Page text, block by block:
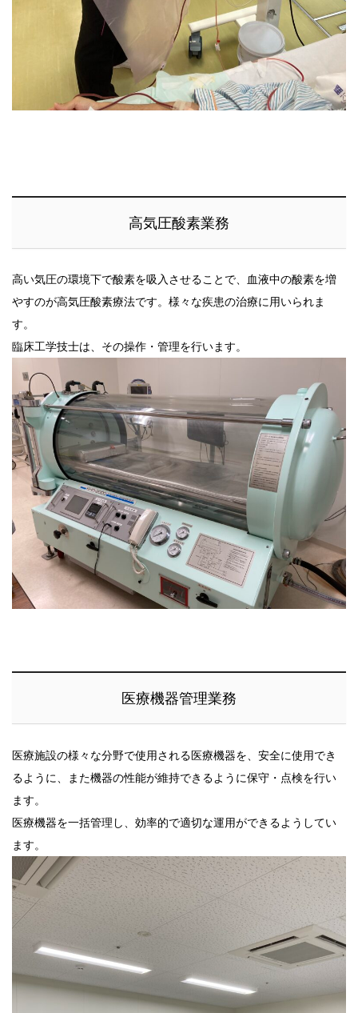
高気圧酸素業務
高い気圧の環境下で酸素を吸入させることで、血液中の酸素を増
やすのが高気圧酸素療法です。様々な疾患の治療に用いられま
す。
臨床工学技士は、その操作・管理を行います。
医療機器管理業務
医療施設の様々な分野で使用される医療機器を、安全に使用でき
るように、また機器の性能が維持できるように保守・点検を行い
ます。
医療機器を一括管理し、効率的で適切な運用ができるようしてい
ます。